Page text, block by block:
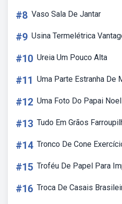
#8 Vaso Sala De Jantar
#9 Usina Termelétrica
#10 Ureia Um Pouco Alta
#11 Uma Parte Estranha De
#12 Uma Foto Do Papai Noel
#13 Tudo Em Grãos
#14 Tronco De Cone
#15 Troféu De Papel Para
#16 Troca De Casais